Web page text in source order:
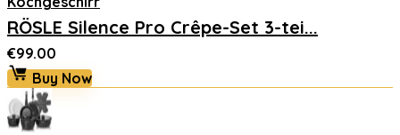
RÖSLE Silence Pro Crêpe-Set 3-tei...
€99.00
Buy Now